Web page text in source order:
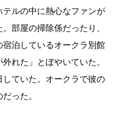
ルの中に熱心なファンが
部屋の掃除係だったり、
泊しているオークラ別館
れた」とぼやいていた。
ていた。オークラで彼の
った。